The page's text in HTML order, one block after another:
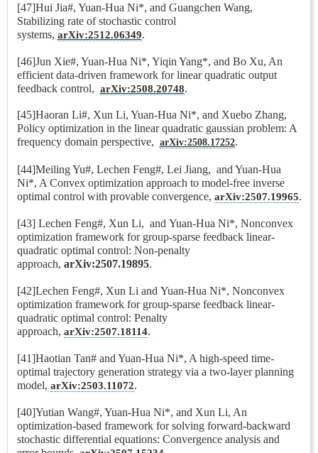
[47]Hui Jia#, Yuan-Hua Ni*, and Guangchen Wang,
Stabilizing rate of stochastic control
systems, arXiv:2512.06349.
[46]Jun Xie#, Yuan-Hua Ni*, Yiqin Yang*, and Bo Xu, An
efficient data-driven framework for linear quadratic output
feedback control, arXiv:2508.20748.
[45]Haoran Li#, Xun Li, Yuan-Hua Ni*, and Xuebo Zhang,
Policy optimization in the linear quadratic gaussian problem: A
frequency domain perspective, arXiv:2508.17252.
[44]Meiling Yu#, Lechen Feng#, Lei Jiang, and Yuan-Hua
Ni*, A Convex optimization approach to model-free inverse
optimal control with provable convergence, arXiv:2507.19965.
[43] Lechen Feng#, Xun Li, and Yuan-Hua Ni*, Nonconvex
optimization framework for group-sparse feedback linear-
quadratic optimal control: Non-penalty
approach, arXiv:2507.19895.
[42]Lechen Feng#, Xun Li and Yuan-Hua Ni*, Nonconvex
optimization framework for group-sparse feedback linear-
quadratic optimal control: Penalty
approach, arXiv:2507.18114.
[41]Haotian Tan# and Yuan-Hua Ni*, A high-speed time-
optimal trajectory generation strategy via a two-layer planning
model, arXiv:2503.11072.
[40]Yutian Wang#, Yuan-Hua Ni*, and Xun Li, An
optimization-based framework for solving forward-backward
stochastic differential equations: Convergence analysis and